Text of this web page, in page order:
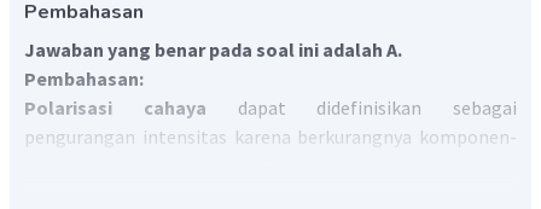
Pembahasan
Jawaban yang benar pada soal ini adalah A.
Pembahasan:
Polarisasi cahaya dapat didefinisikan sebagai
pengurangan intensitas karena berkurangnya komponen-